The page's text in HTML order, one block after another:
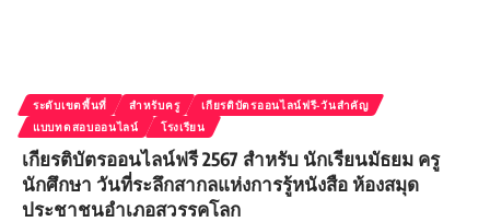
ระดับเขตพื้นที่ สำหรับครู
เกียรติบัตรออนไลน์ฟรี-วันสำคัญ
แบบทดสอบออนไลน์
โรงเรียน
เกียรติบัตรออนไลน์ฟรี 2567 สำหรับ นักเรียนมัธยม ครู
นักศึกษา วันที่ระลึกสากลแห่งการรู้หนังสือ ห้องสมุด
ประชาชนอำเภอสวรรคโลก